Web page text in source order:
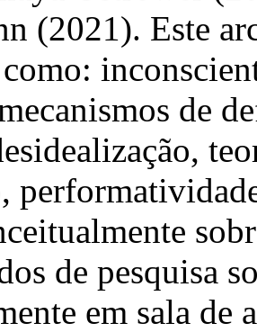
(2021). Este
de
de pesquisa
em sala de